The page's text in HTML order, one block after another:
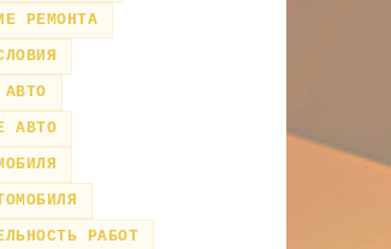
РЕМОНТА
АВТО
АВТО
РАБОТ